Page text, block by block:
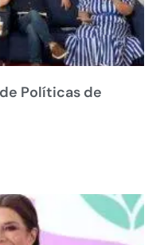
Políticas de